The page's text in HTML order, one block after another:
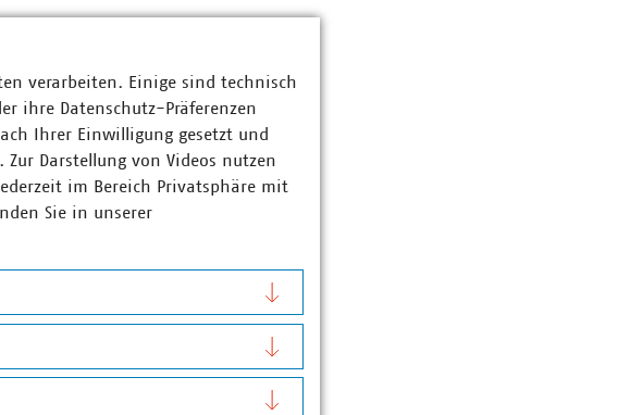
fünf Jahre?
mittelfristig Bäder schließen zu
verarbeiten. Einige sind technisch
ihre Datenschutz-Präferenzen
Ihrer Einwilligung gesetzt und
Darstellung von Videos nutzen
im Bereich Privatsphäre mit
Sie in unserer